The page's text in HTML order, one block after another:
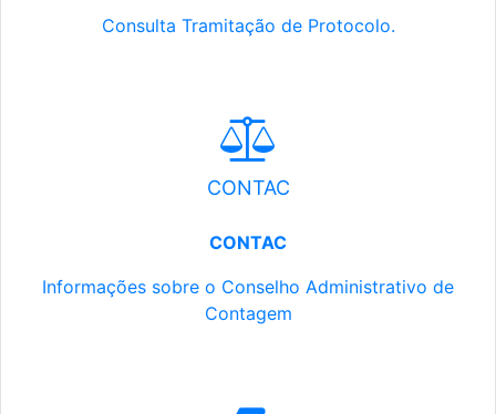
Consulta Tramitação de Protocolo.
CONTAC
CONTAC
Informações sobre o Conselho Administrativo de
Contagem